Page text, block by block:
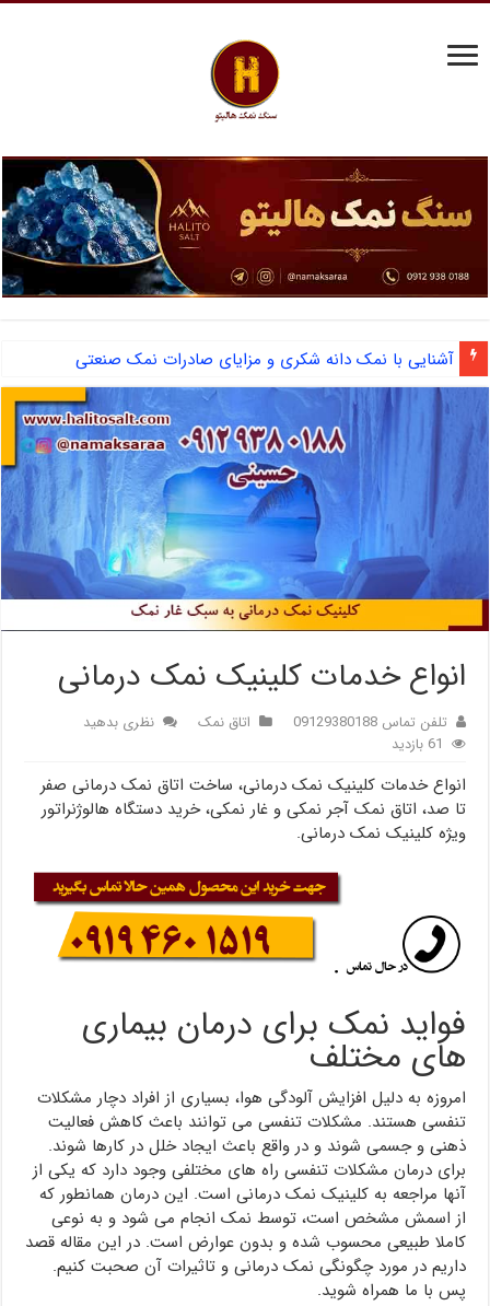
آشنایی با نمک دانه شکری و مزایای صادرات نمک صنعتی
انواع خدمات کلینیک نمک درمانی
تلفن تماس 09129380188 اتاق نمک
نظری بدهید
61 بازدید
انواع خدمات کلینیک نمک درمانی، ساخت اتاق نمک درمانی صفر
تا صد، اتاق نمک آجر نمکی و غار نمکی، خرید دستگاه هالوژنراتور
ویژه کلینیک نمک درمانی.
فواید نمک برای درمان بیماری
های مختلف
امروزه به دلیل افزایش آلودگی هوا، بسیاری از افراد دچار مشکلات
تنفسی هستند. مشکلات تنفسی می توانند باعث کاهش فعالیت
ذهنی و جسمی شوند و در واقع باعث ایجاد خلل در کارها شوند.
برای درمان مشکلات تنفسی راه های مختلفی وجود دارد که یکی از
آنها مراجعه به کلینیک نمک درمانی است. این درمان همانطور که
از اسمش مشخص است، توسط نمک انجام می شود و به نوعی
کاملا طبیعی محسوب شده و بدون عوارض است. در این مقاله قصد
داریم در مورد چگونگی نمک درمانی و تاثیرات آن صحبت کنیم.
پس با ما همراه شوید.